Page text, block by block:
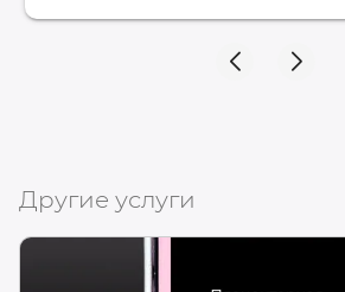
Другие услуги